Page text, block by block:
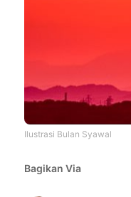
Ilustrasi Bulan Syawal
Bagikan Via